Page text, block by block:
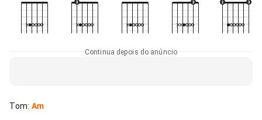
Continua depois do anúncio
Tom: Am